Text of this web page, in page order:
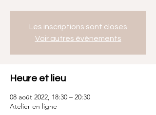
Les inscriptions sont closes
Voir autres événements
Heure et lieu
08 août 2022, 18:30 – 20:30
Atelier en ligne